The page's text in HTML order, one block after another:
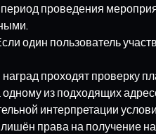
проведения
один пользователь
проходят проверку
из подходящих
интерпретации
права на получение